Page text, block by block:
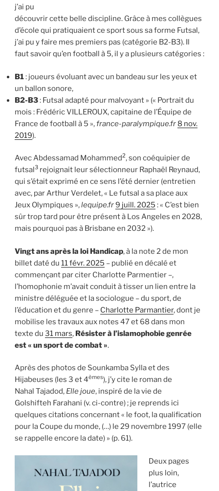
j’ai pu
découvrir cette belle discipline. Grâce à mes collègues
d’école qui pratiquaient ce sport sous sa forme Futsal,
j’ai pu y faire mes premiers pas (catégorie B2-B3). Il
faut savoir qu’en football à 5, il y a plusieurs catégories :
B1: joueurs évoluant avec un bandeau sur les yeux et
un ballon sonore,
B2-B3: Futsal adapté pour malvoyant » (« Portrait du
mois : Frédéric VILLEROUX, capitaine de l’Équipe de
France de football à 5 »,france-paralympique.fr 8 nov.
2019).
Avec Abdessamad Mohammed2, son coéquipier de
futsal3 rejoignait leur sélectionneur Raphaël Reynaud,
qui s’était exprimé en ce sens l’été dernier (entretien
avec, par Arthur Verdelet, « Le futsal a sa place aux
Jeux Olympiques »,lequipe.fr9 juill. 2025 : « C’est bien
sûr trop tard pour être présent à Los Angeles en 2028,
mais pourquoi pas à Brisbane en 2032 »).
Vingt ans après la loi Handicap, à la note 2 de mon
billet daté du 11 févr. 2025 – publié en décalé et
commençant par citer Charlotte Parmentier –,
l’homophonie m’avait conduit à tisser un lien entre la
ministre déléguée et la sociologue – du sport, de
l’éducation et du genre – Charlotte Parmantier, dont je
mobilise les travaux aux notes 47 et 68 dans mon
texte du 31 mars, Résister à l’islamophobie genrée
est « un sport de combat ».
Après des photos de Sounkamba Sylla et des
Hijabeuses (les 3 et 4èmes), j’y cite le roman de
Nahal Tajadod, Elle joue, inspiré de la vie de
Golshifteh Farahani (v. ci-contre) ; je reprends ici
quelques citations concernant « le foot, la qualification
pour la Coupe du monde, (…) le 29 novembre 1997 (elle
se rappelle encore la date) » (p. 61).
Deux pages
plus loin,
l’autrice